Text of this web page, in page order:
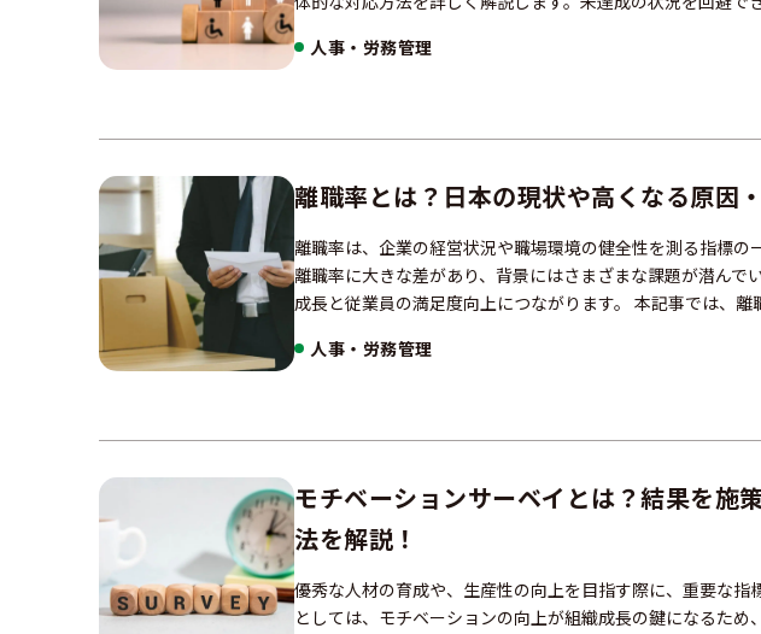
人事・労務管理
離職率とは？日本の現状や高くなる原因
離職率は、企業の経営状況や職場環境の健全性を測る指標の
離職率に大きな差があり、背景にはさまざまな課題が潜ん
成長と従業員の満足度向上につながります。 本記事では、
人事・労務管理
モチベーションサーベイとは？結果を施
法を解説！
優秀な人材の育成や、生産性の向上を目指す際に、重要な
としては、モチベーションの向上が組織成長の鍵になるた